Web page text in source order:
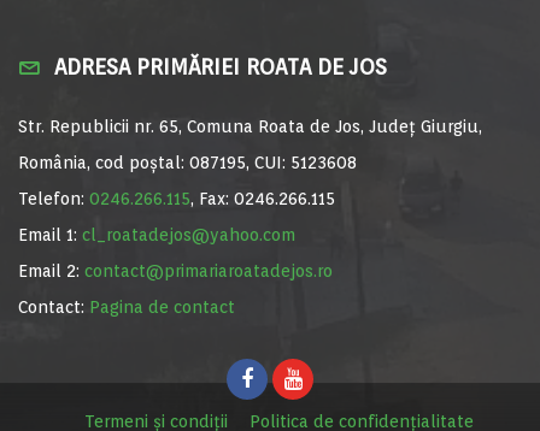
ADRESA PRIMĂRIEI ROATA DE JOS
Str. Republicii nr. 65, Comuna Roata de Jos, Județ Giurgiu,
România, cod poștal: 087195, CUI: 5123608
Telefon: 0246.266.115, Fax: 0246.266.115
Email 1: cl_roatadejos@yahoo.com
Email 2: contact@primariaroatadejos.ro
Contact: Pagina de contact
Termeni și condiții Politica de confidențialitate